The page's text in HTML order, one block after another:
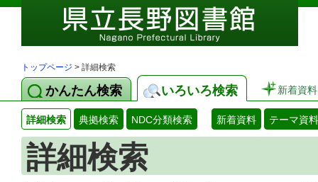
トップページ > 詳細検索
かんたん検索 いろいろ検索 新着資料
詳細検索 典拠検索 NDC分類検索 新着資料 テーマ資料
詳細検索